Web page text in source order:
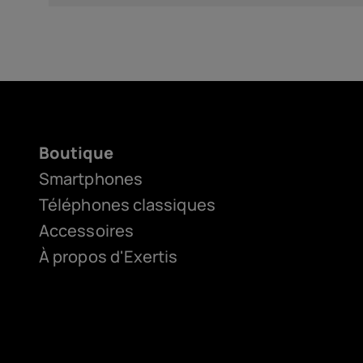
Boutique
Smartphones
Téléphones classiques
Accessoires
À propos d'Exertis